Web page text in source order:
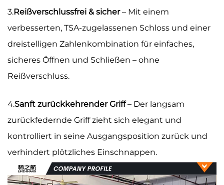
3.Reißverschlussfrei & sicher– Mit einem
verbesserten, TSA-zugelassenen Schloss und einer
dreistelligen Zahlenkombination für einfaches,
sicheres Öffnen und Schließen – ohne
Reißverschluss.
4.Sanft zurückkehrender Griff– Der langsam
zurückfedernde Griff zieht sich elegant und
kontrolliert in seine Ausgangsposition zurück und
verhindert plötzliches Einschnappen.